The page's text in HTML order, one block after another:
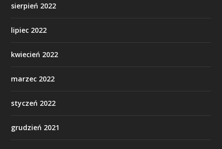
sierpień 2022
lipiec 2022
kwiecień 2022
marzec 2022
styczeń 2022
grudzień 2021